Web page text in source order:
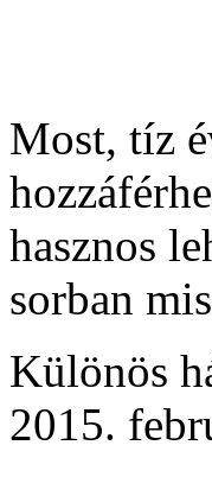
Most, tíz
hasznos
sorban
Különös
2015.